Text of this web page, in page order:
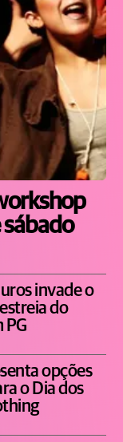
invade o
do
PG
opções
o Dia dos